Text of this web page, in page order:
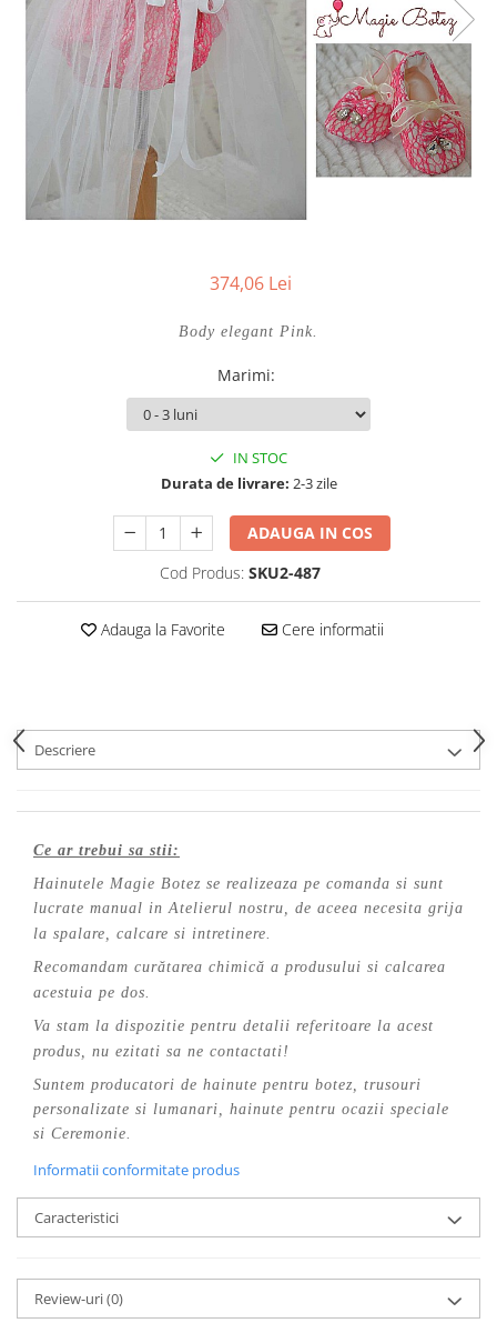
Cercei din aur dama
Cercei de aur lungi cu lant
Cercei din aur tortite
Cercei din aur alb
Cercei aur cu surub
374,06 Lei
Body elegant Pink.
Marimi:
IN STOC
Durata de livrare: 2-3 zile
ADAUGA IN COS
Cod Produs: SKU2-487
Adauga la Favorite Cere informatii
Descriere
Ce ar trebui sa stii:
Hainutele Magie Botez se realizeaza pe comanda si sunt
lucrate manual in Atelierul nostru, de aceea necesita grija
la spalare, calcare si intretinere.
Recomandam curătarea chimică a produsului si calcarea
acestuia pe dos.
Va stam la dispozitie pentru detalii referitoare la acest
produs, nu ezitati sa ne contactati!
Suntem producatori de hainute pentru botez, trusouri
personalizate si lumanari, hainute pentru ocazii speciale
si Ceremonie.
Informatii conformitate produs
Caracteristici
Review-uri(0)